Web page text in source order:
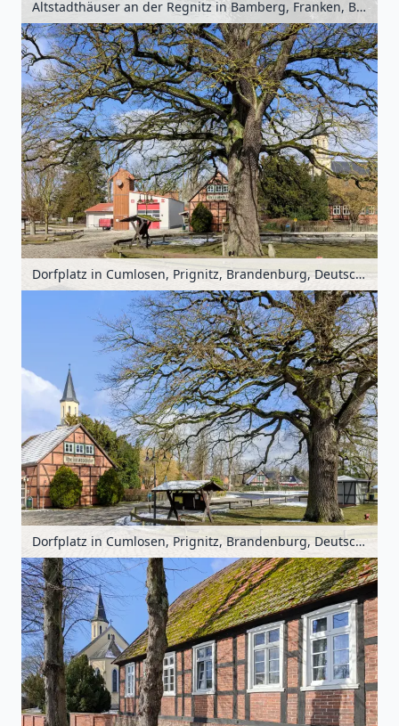
Altstadthäuser an der Regnitz in Bamberg, Franken, Bayern, Deutschland
Dorfplatz in Cumlosen, Prignitz, Brandenburg, Deutschland
Dorfplatz in Cumlosen, Prignitz, Brandenburg, Deutschland